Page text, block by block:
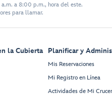
a 8:00 p.m., hora del este.
para llamar.
la Cubierta Planificar y
Mis Reservaciones
Mi Registro en Línea
Actividades de Mi